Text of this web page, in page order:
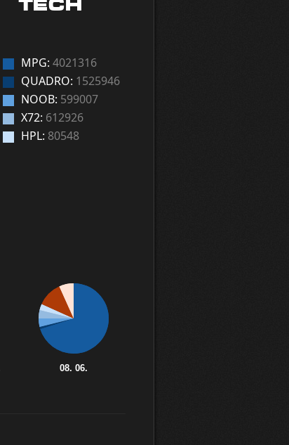
TECH
MPG: 4021316
QUADRO: 1525946
NOOB: 599007
X72: 612926
HPL: 80548